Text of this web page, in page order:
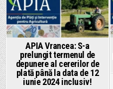
promovat
de
ISJ
Vrancea.
Vezi
care
sunt
profesiile
căutate!
Posted
in
APIA Vrancea: S-a
prelungit termenul de
depunere al cererilor de
plată până la data de 12
iunie 2024 inclusiv!